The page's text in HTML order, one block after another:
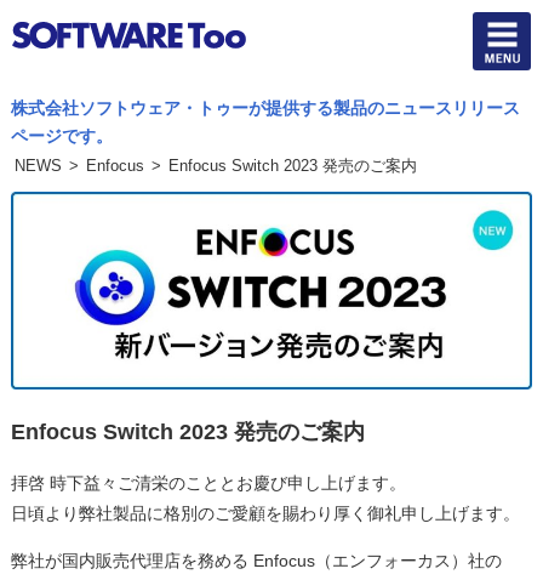
株式会社ソフトウェア・トゥーが提供する製品のニュースリリース
ページです。
NEWS > Enfocus > Enfocus Switch 2023 発売のご案内
Enfocus Switch 2023 発売のご案内
拝啓 時下益々ご清栄のこととお慶び申し上げます。
日頃より弊社製品に格別のご愛顧を賜わり厚く御礼申し上げます。
弊社が国内販売代理店を務める Enfocus（エンフォーカス）社の